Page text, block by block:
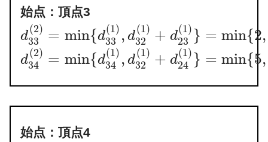
始点：頂点3
d
(2)
33
= min{d
(1)
33 , d
(1)
32
+ d
(1)
23 } = min{2,
d
(2)
34
= min{d
(1)
34 , d
(1)
32
+ d
(1)
24 } = min{5,
始点：頂点4